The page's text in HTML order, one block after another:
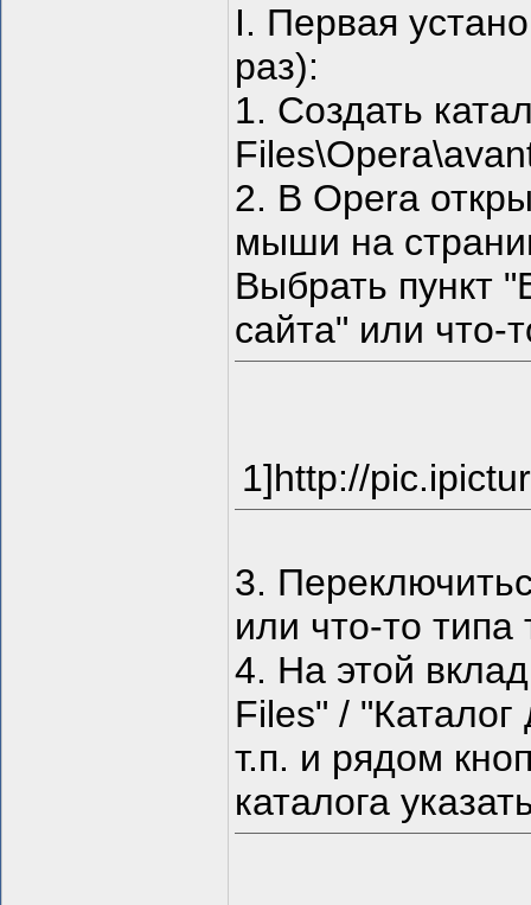
I. Первая
раз):
1. Создать
2. В Opera
мыши на
Выбрать пункт
сайта" или что-
1]http://
3.
или что-то типа
4. На этой
Files" / "Каталог
т.п. и рядом
каталога